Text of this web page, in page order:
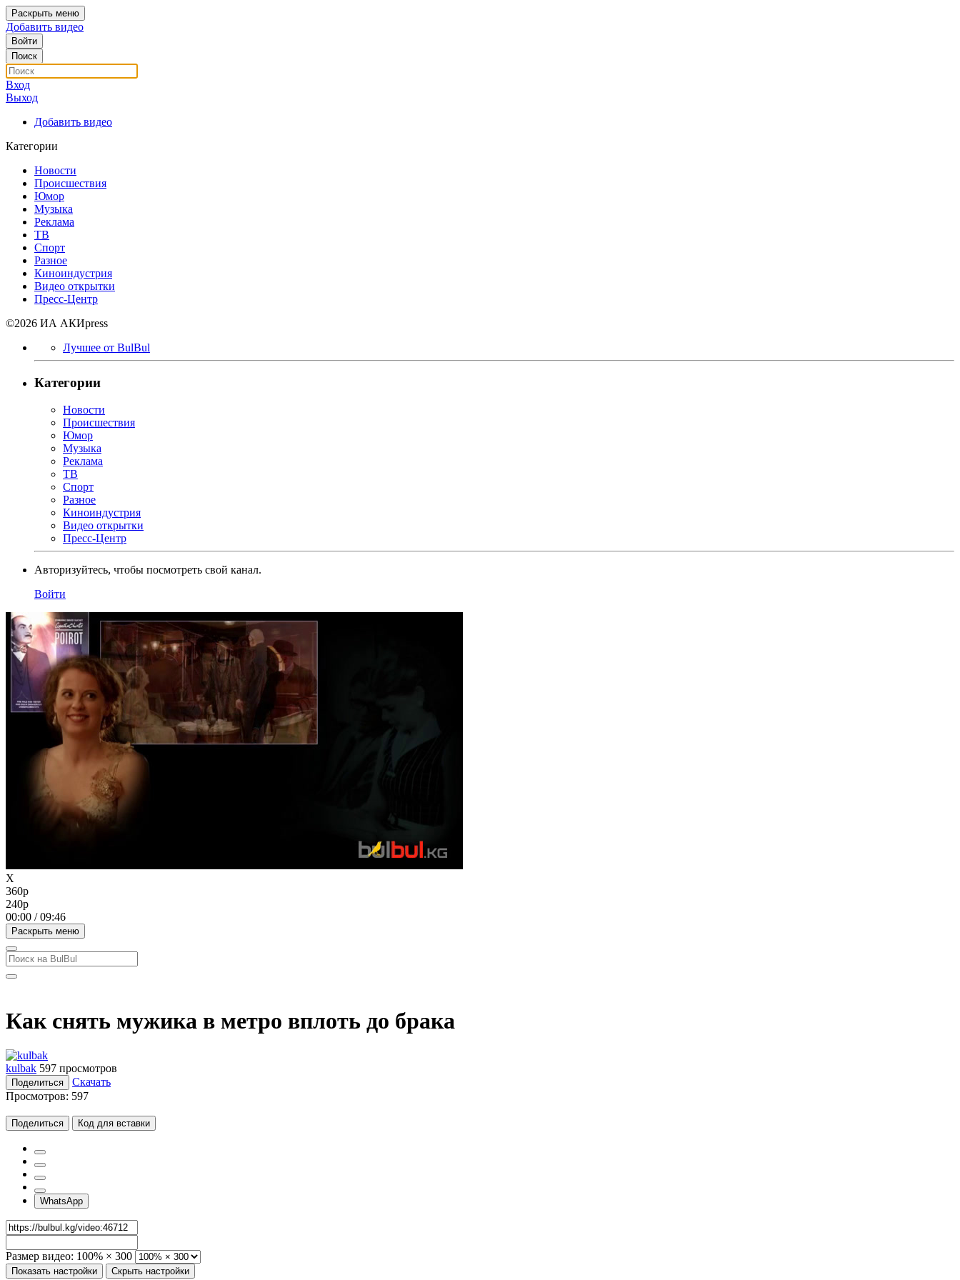
Раскрыть меню
Добавить видео
Войти
Поиск
Вход
Выход
Добавить видео
Категории
Новости
Происшествия
Юмор
Музыка
Реклама
ТВ
Спорт
Разное
Киноиндустрия
Видео открытки
Пресс-Центр
©2026 ИА АКИpress
Лучшее от BulBul
Категории
Новости
Происшествия
Юмор
Музыка
Реклама
ТВ
Спорт
Разное
Киноиндустрия
Видео открытки
Пресс-Центр
Авторизуйтесь, чтобы посмотреть свой канал.
Войти
X
360p
240p
00:00 /09:46
Раскрыть меню
Как снять мужика в метро вплоть до брака
kulbak 597 просмотров
Поделиться
Скачать
Просмотров: 597
Поделиться Код для вставки
WhatsApp
Размер видео: 100% × 300
Показать настройки Скрыть настройки